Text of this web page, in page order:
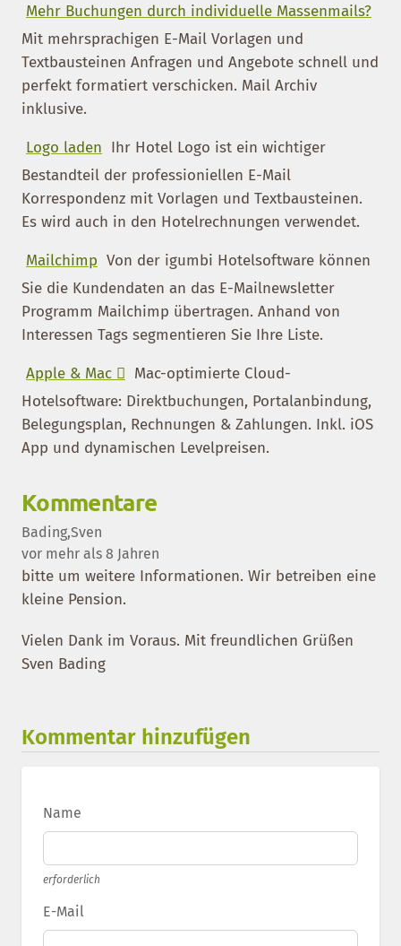
Mehr Buchungen durch individuelle Massenmails?
Mit mehrsprachigen E-Mail Vorlagen und
Textbausteinen Anfragen und Angebote schnell und
perfekt formatiert verschicken. Mail Archiv
inklusive.
Logo laden Ihr Hotel Logo ist ein wichtiger
Bestandteil der professioniellen E-Mail
Korrespondenz mit Vorlagen und Textbausteinen.
Es wird auch in den Hotelrechnungen verwendet.
Mailchimp Von der igumbi Hotelsoftware können
Sie die Kundendaten an das E-Mailnewsletter
Programm Mailchimp übertragen. Anhand von
Interessen Tags segmentieren Sie Ihre Liste.
Apple & Mac  Mac-optimierte Cloud-
Hotelsoftware: Direktbuchungen, Portalanbindung,
Belegungsplan, Rechnungen & Zahlungen. Inkl. iOS
App und dynamischen Levelpreisen.
Kommentare
Bading,Sven
vor mehr als 8 Jahren
bitte um weitere Informationen. Wir betreiben eine
kleine Pension.
Vielen Dank im Voraus. Mit freundlichen Grüßen
Sven Bading
Kommentar hinzufügen
Name
erforderlich
E-Mail